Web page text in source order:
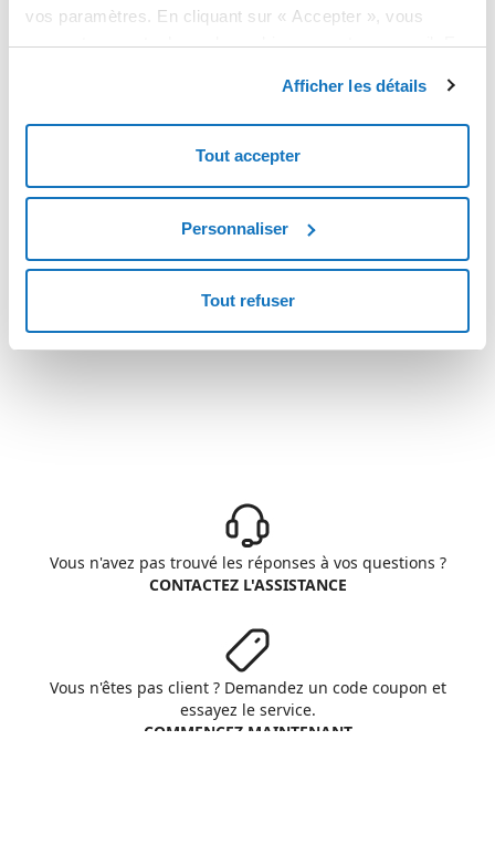
vos paramètres. En cliquant sur « Accepter », vous
consentez au stockage de cookies sur votre appareil. En
stockage des cookies nécessaires.
Afficher les détails
Tout accepter
Personnaliser
Tout refuser
Vous n'avez pas trouvé les réponses à vos questions ?
CONTACTEZ L'ASSISTANCE
Vous n'êtes pas client ? Demandez un code coupon et
essayez le service.
COMMENCEZ MAINTENANT